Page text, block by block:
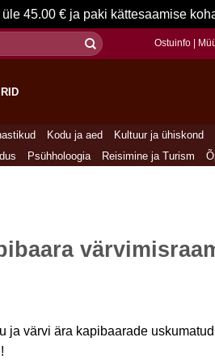
45.00 € ja paki kättesaamise
Ostuinfo
Kodu ja aed Kultuur ja ühiskond
Psühholoogia Reisimine ja Turism
ja värvi ära kapibaarade